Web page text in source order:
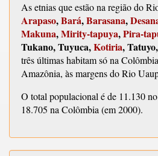
As etnias que estão na região do
Arapaso,Bará,Barasana,
Makuna,Mirity-tapuya,Pira-
Tukano, Tuyuca,Kotiria,
três últimas habitam só na
Amazônia, às margens do Rio
O total populacional é de 11.130
18.705 na Colômbia (em 2000).